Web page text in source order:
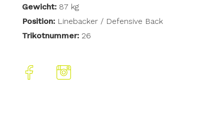
Gewicht:87 kg
Position:Linebacker / Defensive Back
Trikotnummer: 26